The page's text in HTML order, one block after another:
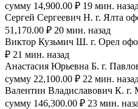
сумму 14,900.00 ₽ 19 мин.
Сергей Сергеевич Н. г. Ялта
51,170.00 ₽ 20 мин. назад
Виктор Кузьмич Ш. г. Орел
₽ 21 мин. назад
Анастасия Юрьевна Б. г.
сумму 22,100.00 ₽ 22 мин.
Валентин Владиславович К. г.
сумму 146,300.00 ₽ 23 мин.